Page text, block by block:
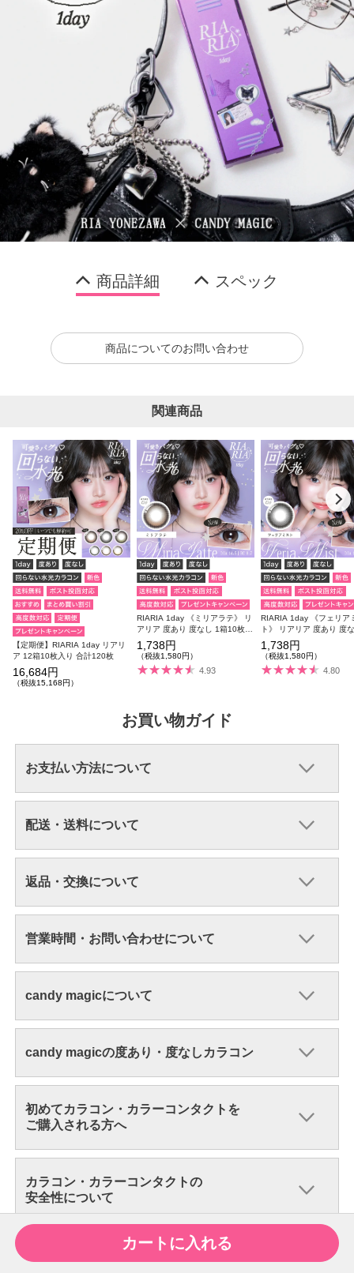
商品詳細 スペック
商品についてのお問い合わせ
関連商品
【定期便】RIARIA 1day リアリ
ア 12箱10枚入り 合計120枚
16,684円
（税抜15,168円）
RIARIA 1day 《ミリアラテ》 リ
アリア 度あり 度なし 1箱10枚入
り
1,738円
（税抜1,580円）
4.93
RIARIA 1day 《フェリア
ト》 リアリア 度あり 度
10枚入り
1,738円
（税抜1,580円）
4.80
お買い物ガイド
お支払い方法について
配送・送料について
返品・交換について
営業時間・お問い合わせについて
candy magicについて
candy magicの度あり・度なしカラコン
初めてカラコン・カラーコンタクトを
ご購入される方へ
カラコン・カラーコンタクトの
安全性について
candy magicのカラコンについて
カートに入れる